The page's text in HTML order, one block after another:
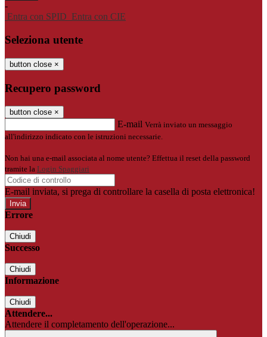
-
Entra con SPID Entra con CIE
Seleziona utente
button close ×
Recupero password
button close ×
E-mail Verrà inviato un messaggio
all'indirizzo indicato con le istruzioni necessarie.
Non hai una e-mail associata al nome utente? Effettua il reset della password
tramite la Login Spaggiari
E-mail inviata, si prega di controllare la casella di posta elettronica!
Errore
Chiudi
Successo
Chiudi
Informazione
Chiudi
Attendere...
Attendere il completamento dell'operazione...